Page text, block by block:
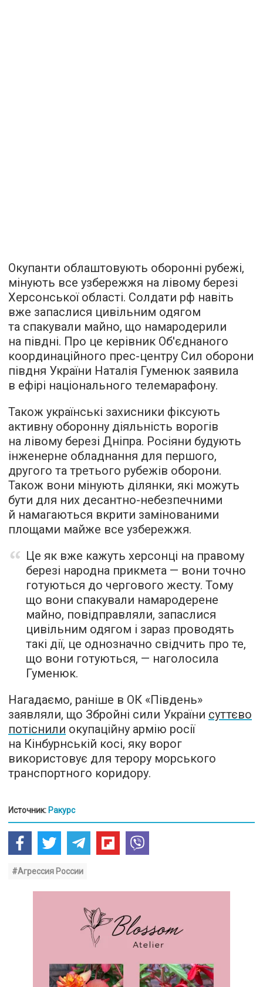
Окупанти облаштовують оборонні рубежі,
мінують все узбережжя на лівому березі
Херсонської області. Солдати рф навіть
вже запаслися цивільним одягом
та спакували майно, що намародерили
на півдні. Про це керівник Об'єднаного
координаційного прес-центру Сил оборони
півдня України Наталія Гуменюк заявила
в ефірі національного телемарафону.
Також українські захисники фіксують
активну оборонну діяльність ворогів
на лівому березі Дніпра. Росіяни будують
інженерне обладнання для першого,
другого та третього рубежів оборони.
Також вони мінують ділянки, які можуть
бути для них десантно-небезпечними
й намагаються вкрити замінованими
площами майже все узбережжя.
Це як вже кажуть херсонці на правому
березі народна прикмета — вони точно
готуються до чергового жесту. Тому
що вони спакували намародерене
майно, повідправляли, запаслися
цивільним одягом і зараз проводять
такі дії, це однозначно свідчить про те,
що вони готуються, — наголосила
Гуменюк.
Нагадаємо, раніше в ОК «Південь»
заявляли, що Збройні сили України суттєво
потіснили окупаційну армію росії
на Кінбурнській косі, яку ворог
використовує для терору морського
транспортного коридору.
Источник: Ракурс
#Агрессия России